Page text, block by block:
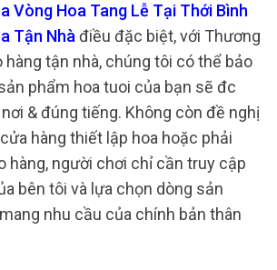
Vòng Hoa Tang Lễ Tại Thới Bình
Tận Nhà điều đặc biệt, với Thương
hàng tận nhà, chúng tôi có thể bảo
phẩm hoa tuoi của bạn sẽ đc
& đúng tiếng. Không còn đề nghị
hàng thiết lập hoa hoặc phải
hàng, người chơi chỉ cần truy cập
bên tôi và lựa chọn dòng sản
nhu cầu của chính bản thân